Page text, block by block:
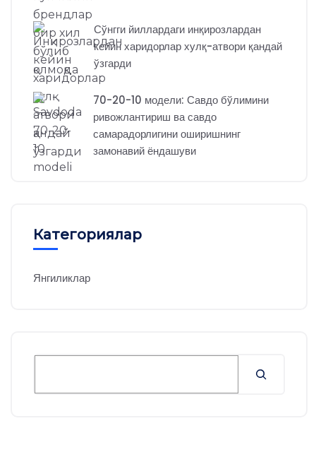
Сўнгги йиллардаги инқирозлардан
кейин харидорлар хулқ-атвори қандай
ўзгарди
70-20-10 модели: Савдо бўлимини
ривожлантириш ва савдо
самарадорлигини оширишнинг
замонавий ёндашуви
Категориялар
Янгиликлар